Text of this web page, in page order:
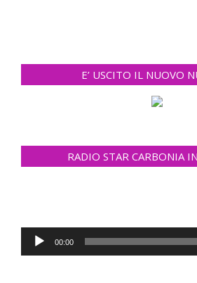
E’ USCITO IL NUOVO
RADIO STAR CARBONIA
Audio
Player
00:00